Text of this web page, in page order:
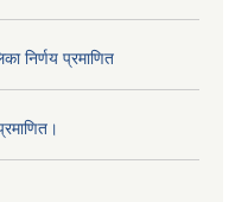
निर्णय प्रमाणित